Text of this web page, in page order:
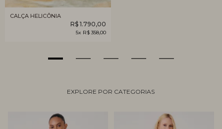
CALÇA HELICÔNIA
R$ 1.790,00
5x R$ 358,00
EXPLORE POR CATEGORIAS